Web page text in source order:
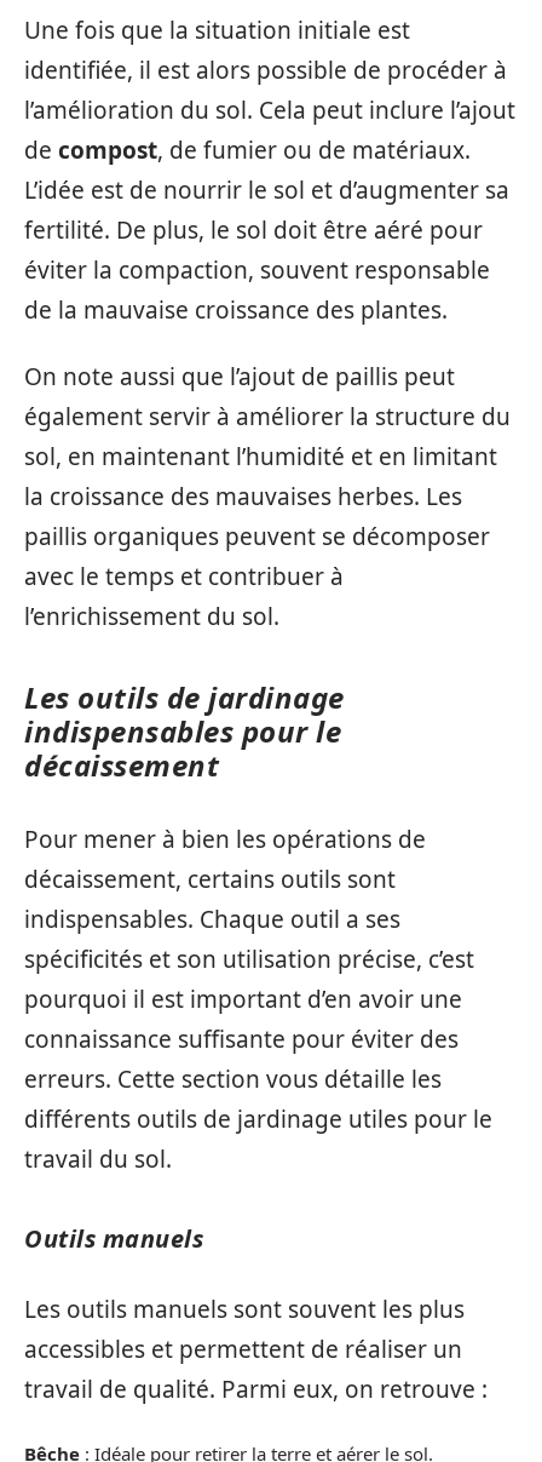
Une fois que la situation initiale est
identifiée, il est alors possible de procéder à
l’amélioration du sol. Cela peut inclure l’ajout
de compost, de fumier ou de matériaux.
L’idée est de nourrir le sol et d’augmenter sa
fertilité. De plus, le sol doit être aéré pour
éviter la compaction, souvent responsable
de la mauvaise croissance des plantes.
On note aussi que l’ajout de paillis peut
également servir à améliorer la structure du
sol, en maintenant l’humidité et en limitant
la croissance des mauvaises herbes. Les
paillis organiques peuvent se décomposer
avec le temps et contribuer à
l’enrichissement du sol.
Les outils de jardinage
indispensables pour le
décaissement
Pour mener à bien les opérations de
décaissement, certains outils sont
indispensables. Chaque outil a ses
spécificités et son utilisation précise, c’est
pourquoi il est important d’en avoir une
connaissance suffisante pour éviter des
erreurs. Cette section vous détaille les
différents outils de jardinage utiles pour le
travail du sol.
Outils manuels
Les outils manuels sont souvent les plus
accessibles et permettent de réaliser un
travail de qualité. Parmi eux, on retrouve :
Bêche : Idéale pour retirer la terre et aérer le sol.